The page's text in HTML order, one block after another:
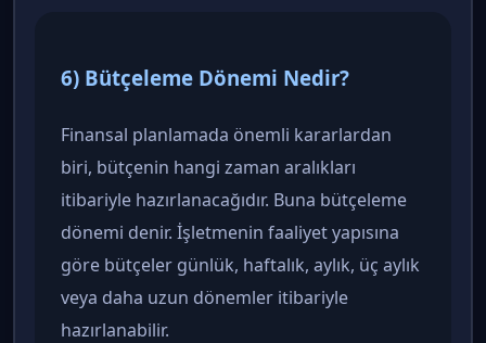
6) Bütçeleme Dönemi Nedir?
Finansal planlamada önemli kararlardan
biri, bütçenin hangi zaman aralıkları
itibariyle hazırlanacağıdır. Buna bütçeleme
dönemi denir. İşletmenin faaliyet yapısına
göre bütçeler günlük, haftalık, aylık, üç aylık
veya daha uzun dönemler itibariyle
hazırlanabilir.